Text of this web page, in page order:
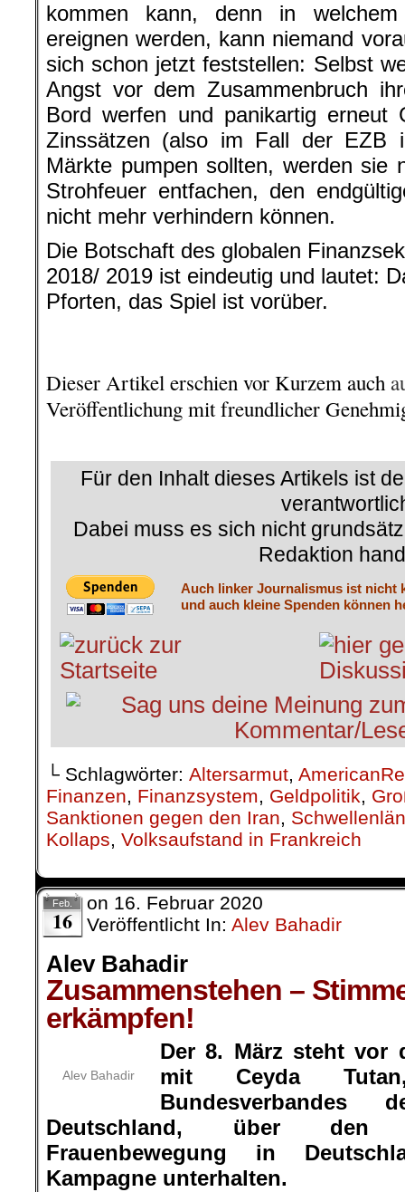
kommen kann, denn in
ereignen werden, kann niemand
sich schon jetzt feststellen: Selbst
Angst vor dem Zusammenbruch
Bord werfen und panikartig erneut
Zinssätzen (also im Fall der EZB
Märkte pumpen sollten, werden sie
Strohfeuer entfachen, den
nicht mehr verhindern können.
Die Botschaft des globalen
2018/ 2019 ist eindeutig und lautet:
Pforten, das Spiel ist vorüber.
Dieser Artikel erschien vor Kurzem auch
Veröffentlichung mit freundlicher
Für den Inhalt dieses Artikels ist
Dabei muss es sich nicht
Redaktion
Auch linker Journalismus ist nicht
und auch kleine Spenden können
└ Schlagwörter: Altersarmut,
Finanzen, Finanzsystem, Geldpolitik,
Sanktionen gegen den Iran,
Kollaps, Volksaufstand in Frankreich
Feb.
16
on 16. Februar 2020
Veröffentlicht In: Alev Bahadir
Alev Bahadir
Zusammenstehen –
erkämpfen!
Alev Bahadir
Der 8. März steht vor
mit Ceyda
Bundesverbandes
Deutschland, über den
Frauenbewegung in
Kampagne unterhalten.